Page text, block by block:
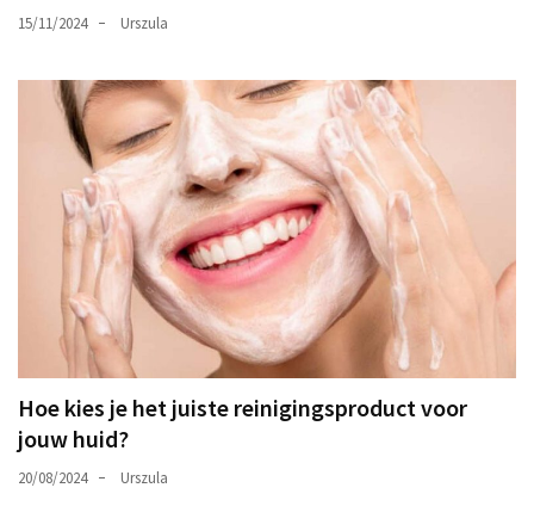
15/11/2024 Urszula
Hoe kies je het juiste reinigingsproduct voor
jouw huid?
20/08/2024 Urszula